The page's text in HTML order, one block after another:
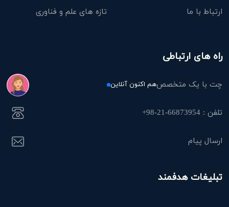
ارتباط با ما
تازه های علم و فناوری
راه های ارتباطی
چت با یک متخصصهم اکنون آنلاین
تلفن : 66873954-21-98+
ارسال پیام
تبلیغات هدفمند